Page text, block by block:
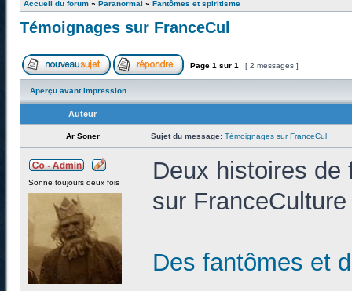
Accueil du forum » Paranormal » Fantômes et spiritisme
Témoignages sur FranceCul
Page 1 sur 1 [ 2 messages ]
Aperçu avant impression
Auteur
Ar Soner Sujet du message: Témoignages sur FranceCul
Sonne toujours deux fois
Deux histoires de
sur
Des fantômes et